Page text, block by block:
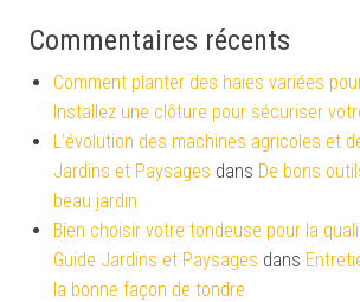
Commentaires récents
Comment planter des haies variées
Installez une clôture pour sécuriser
L'évolution des machines agricoles et
Jardins et Paysages dans De bons
beau jardin
Bien choisir votre tondeuse pour la
Guide Jardins et Paysages dans
la bonne façon de tondre